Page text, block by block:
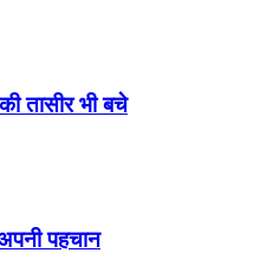
तासीर भी बचे
पहचान